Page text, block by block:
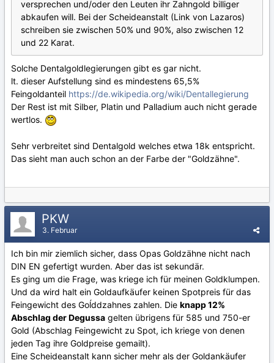
versprechen und/oder den Leuten ihr Zahngold billiger
abkaufen will. Bei der Scheideanstalt (Link von Lazaros)
schreiben sie zwischen 50% und 90%, also zwischen 12
und 22 Karat.
Solche Dentalgoldlegierungen gibt es gar nicht.
lt. dieser Aufstellung sind es mindestens 65,5%
Feingoldanteil https://de.wikipedia.org/wiki/Dentallegierung
Der Rest ist mit Silber, Platin und Palladium auch nicht gerade
wertlos.
Sehr verbreitet sind Dentalgold welches etwa 18k entspricht.
Das sieht man auch schon an der Farbe der "Goldzähne".
PKW
3. Februar
Ich bin mir ziemlich sicher, dass Opas Goldzähne nicht nach
DIN EN gefertigt wurden. Aber das ist sekundär.
Es ging um die Frage, was kriege ich für meinen Goldklumpen.
Und da wird halt ein Goldaufkäufer keinen Spotpreis für das
Feingewicht des Goĺddzahnes zahlen. Die knapp 12%
Abschlag der Degussa gelten übrigens für 585 und 750-er
Gold (Abschlag Feingewicht zu Spot, ich kriege von denen
jeden Tag ihre Goldpreise gemailt).
Eine Scheideanstalt kann sicher mehr als der Goldankäufer